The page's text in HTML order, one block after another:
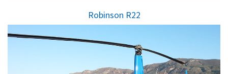
Robinson R22